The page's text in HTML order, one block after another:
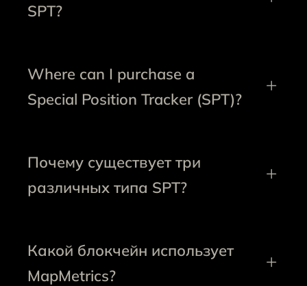
SPT?
Where can I purchase a
Special Position Tracker (SPT)?
Почему существует три
различных типа SPT?
Какой блокчейн использует
MapMetrics?